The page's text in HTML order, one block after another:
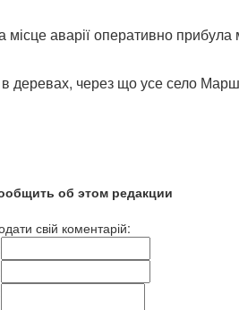
аварії оперативно
деревах, через що усе село
об этом редакции
свій коментарій: